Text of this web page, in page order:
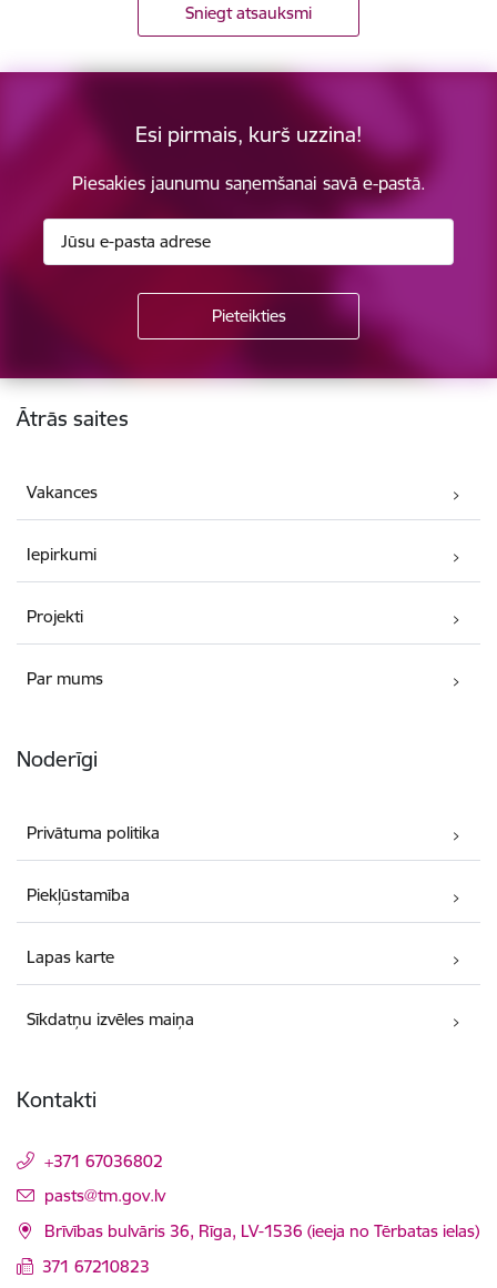
Sniegt atsauksmi
Esi pirmais, kurš uzzina!
Piesakies jaunumu saņemšanai savā e-pastā.
Kājene
Ātrās saites
Vakances
Iepirkumi
Projekti
Par mums
Noderīgi
Privātuma politika
Piekļūstamība
Lapas karte
Sīkdatņu izvēles maiņa
Kontakti
+371 67036802
E-pasts:
pasts@tm.gov.lv
Brīvības bulvāris 36, Rīga, LV-1536 (ieeja no Tērbatas ielas)
371 67210823